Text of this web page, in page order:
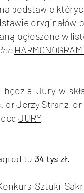
na podstawie
oryginałów
ogłoszone w
będzie Jury w
dr Jerzy Stranz,
JURY.
to 34 tys zł.
Sztuki